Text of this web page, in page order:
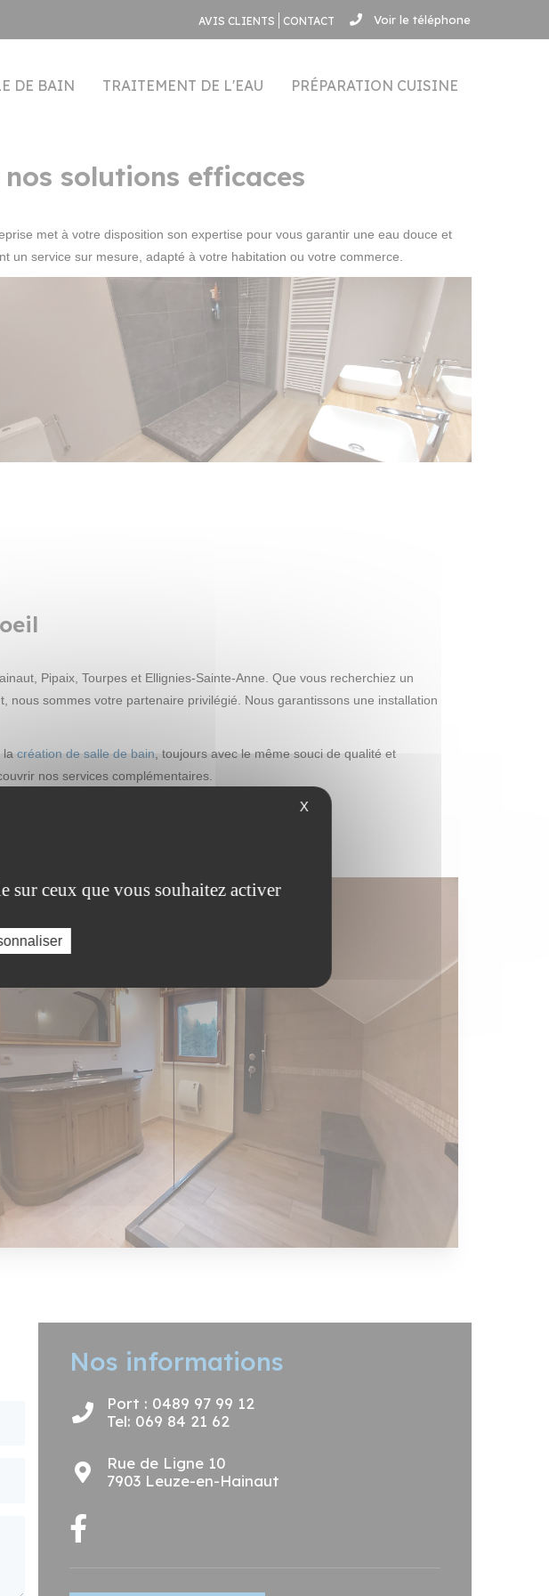
Voir le téléphone
AVIS CLIENTS CONTACT
DE BAIN TRAITEMENT DE L'EAU PRÉPARATION CUISINE
solutions efficaces
met à votre disposition son expertise pour vous garantir une eau douce et
service sur mesure, adapté à votre habitation ou votre commerce.
Pipaix, Tourpes et Ellignies-Sainte-Anne. Que vous recherchiez un
nous sommes votre partenaire privilégié. Nous garantissons une installation
la création de salle de bain , toujours avec le même souci de qualité et
nos services complémentaires.
Nos informations
Port : 0489 97 99 12
Tel: 069 84 21 62
Rue de Ligne 10
7903 Leuze-en-Hainaut
X
sur ceux que vous souhaitez activer